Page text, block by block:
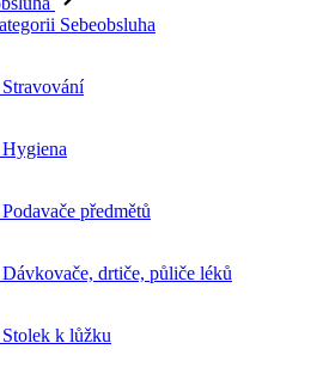
Sebeobsluha
Stravování
Hygiena
Podavače předmětů
Dávkovače, drtiče, půliče léků
Stolek k lůžku